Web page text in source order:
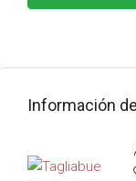
Información